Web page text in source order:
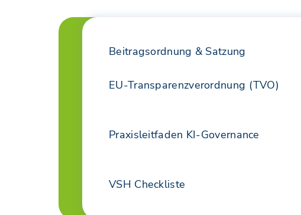
Beitragsordnung & Satzung
EU-Transparenzverordnung (TVO)
Praxisleitfaden KI-Governance
VSH Checkliste